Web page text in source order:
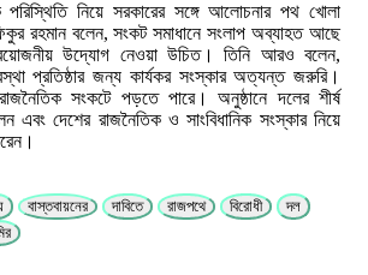
পরিস্থিতি নিয়ে সরকারের সঙ্গে আলোচনার পথ খোলা
রহমান বলেন, সংকট সমাধানে সংলাপ অব্যাহত আছে
উদ্যোগ নেওয়া উচিত। তিনি আরও বলেন,
প্রতিষ্ঠার জন্য কার্যকর সংস্কার অত্যন্ত জরুরি।
সংকটে পড়তে পারে। অনুষ্ঠানে দলের শীর্ষ
এবং দেশের রাজনৈতিক ও সাংবিধানিক সংস্কার নিয়ে
বাস্তবায়নের দাবিতে রাজপথে বিরোধী
দল